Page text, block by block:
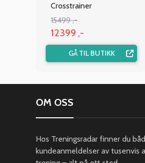
Crosstrainer
15499 ,-
12399 ,-
GÅ TIL BUTIKK
OM OSS
Hos Treningsradar finner du
kundeanmeldelser av tusenvis